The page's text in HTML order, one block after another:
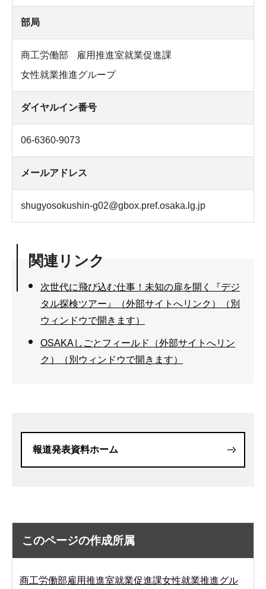
部局
商工労働部
雇用推進室就業促進課
女性就業推進グループ
ダイヤルイン番号
06-6360-9073
メールアドレス
shugyosokushin-g02@gbox.pref.osaka.lg.jp
関連リンク
次世代に飛び込む仕事！未知の扉を開く『デジ
タル探検ツアー』（外部サイトへリンク）（別
ウィンドウで開きます）
OSAKAしごとフィールド（外部サイトへリン
ク）（別ウィンドウで開きます）
報道発表資料ホーム
このページの作成所属
商工労働部雇用推進室就業促進課女性就業推進グル